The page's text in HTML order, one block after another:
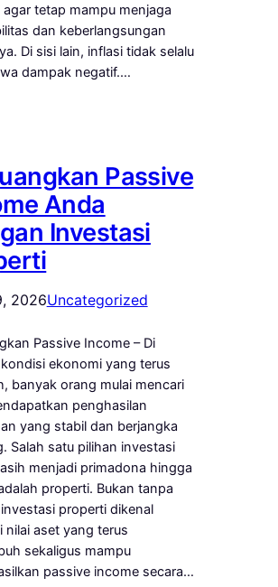
tetap mampu menjaga
dan keberlangsungan
Di sisi lain, inflasi tidak selalu
dampak negatif.…
Passive
Anda
Investasi
2026Uncategorized
Passive Income – Di
ekonomi yang terus
banyak orang mulai mencari
penghasilan
yang stabil dan berjangka
Salah satu pilihan investasi
menjadi primadona hingga
properti. Bukan tanpa
properti dikenal
nilai aset yang terus
sekaligus mampu
passive income secara…